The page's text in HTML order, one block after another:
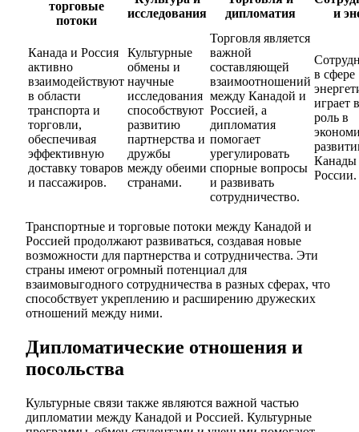
торговые
потоки
исследования
дипломатия
и
Канада и Россия
активно
взаимодействуют
в области
транспорта и
торговли,
обеспечивая
эффективную
доставку товаров
и пассажиров.
Культурные
обмены и
научные
исследования
способствуют
развитию
партнерства и
дружбы
между обеими
странами.
Торговля является
важной
составляющей
взаимоотношений
между Канадой и
Россией, а
дипломатия
помогает
урегулировать
спорные вопросы
и развивать
сотрудничество.
в сфере
играет
роль в
Канады
России.
Транспортные и торговые потоки между Канадой и
Россией продолжают развиваться, создавая новые
возможности для партнерства и сотрудничества. Эти
страны имеют огромный потенциал для
взаимовыгодного сотрудничества в разных сферах, что
способствует укреплению и расширению дружеских
отношений между ними.
Дипломатические отношения и
посольства
Культурные связи также являются важной частью
дипломатии между Канадой и Россией. Культурные